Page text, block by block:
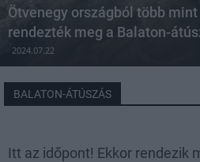
Ötvenegy országból több mint
rendezték meg a Balaton-
2024.07.22
BALATON-ÁTÚSZÁS
Itt az időpont! Ekkor rendezik